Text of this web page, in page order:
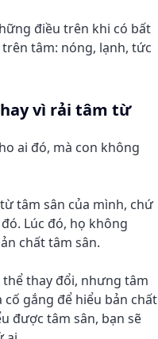
điều trên khi có bất
tâm: nóng, lạnh, tức
vì rải tâm từ
ai đó, mà con không
tâm sân của mình, chứ
Lúc đó, họ không
chất tâm sân.
thay đổi, nhưng tâm
gắng để hiểu bản chất
được tâm sân, bạn sẽ